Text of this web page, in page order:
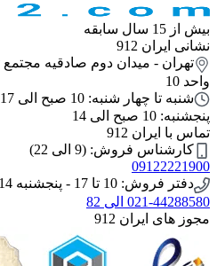
بیش از 15 سال سابقه
نشانی ایران 912
واحد 10
شنبه تا چهار شنبه: 10 صبح الی 17
پنجشنبه: 10 صبح الی 14
تماس با ایران 912
کارشناس فروش: (9 الی 22)
09122221900
دفتر فروش: 10 تا 17 - پنجشنبه 14
021-44288580 الی 82
مجوز های ایران 912